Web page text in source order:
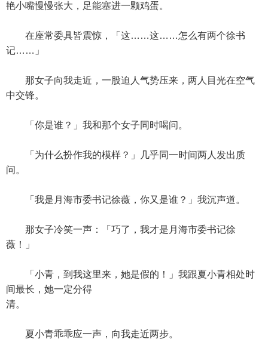
艳小嘴慢慢张大，足能塞进一颗鸡蛋。
在座常委具皆震惊，「这……这……怎么有两个徐书
记……」
那女子向我走近，一股迫人气势压来，两人目光在空气
中交锋。
「你是谁？」我和那个女子同时喝问。
「为什么扮作我的模样？」几乎同一时间两人发出质
问。
「我是月海市委书记徐薇，你又是谁？」我沉声道。
那女子冷笑一声：「巧了，我才是月海市委书记徐
薇！」
「小青，到我这里来，她是假的！」我跟夏小青相处时
间最长，她一定分得
清。
夏小青乖乖应一声，向我走近两步。